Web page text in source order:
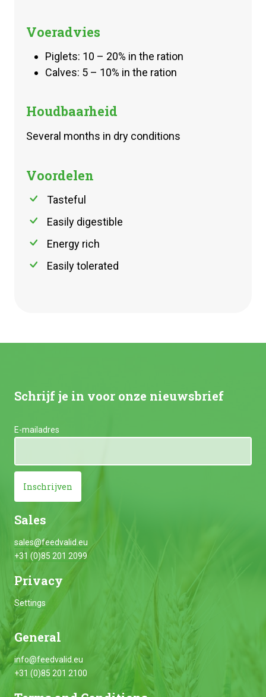
Voeradvies
Piglets: 10 – 20% in the ration
Calves: 5 – 10% in the ration
Houdbaarheid
Several months in dry conditions
Voordelen
Tasteful
Easily digestible
Energy rich
Easily tolerated
Schrijf je in voor onze nieuwsbrief
E-mailadres
Inschrijven
Sales
sales@feedvalid.eu
+31 (0)85 201 2099
Privacy
Settings
General
info@feedvalid.eu
+31 (0)85 201 2100